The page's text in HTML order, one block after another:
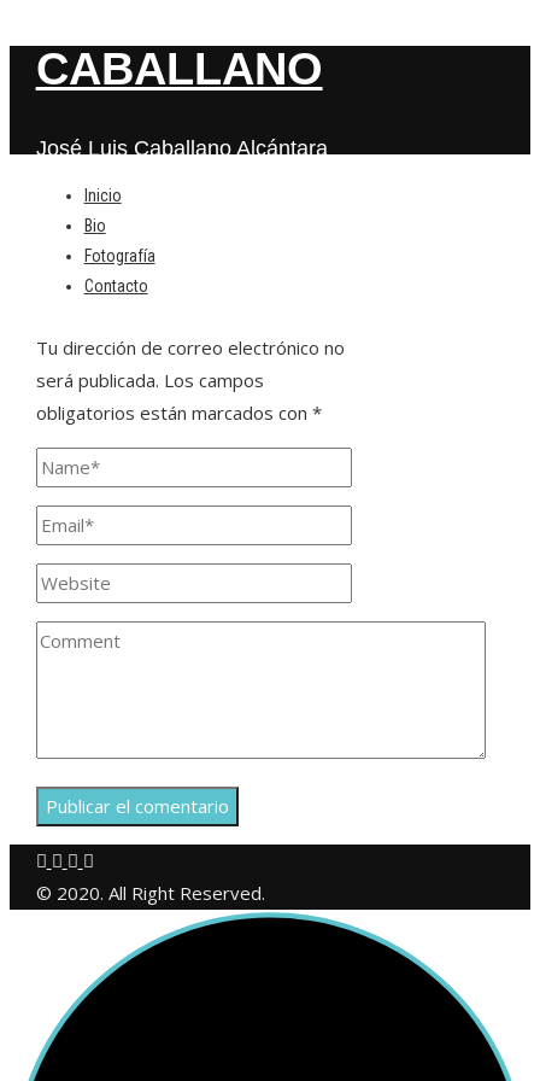
CABALLANO
José Luis Caballano Alcántara
Inicio
Bio
Fotografía
Contacto
Deja una respuesta
Tu dirección de correo electrónico no
será publicada. Los campos
obligatorios están marcados con *
© 2020. All Right Reserved.